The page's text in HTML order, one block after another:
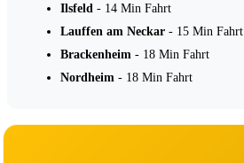
Ilsfeld - 14 Min Fahrt
Lauffen am Neckar - 15 Min Fahrt
Brackenheim - 18 Min Fahrt
Nordheim - 18 Min Fahrt